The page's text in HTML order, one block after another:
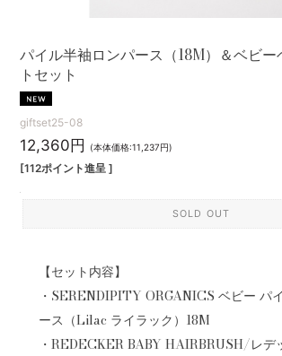
パイル半袖ロンパース（18M）＆ベビー
トセット
giftset25-08
12,360円 (本体価格:11,237円)
[112ポイント進呈 ]
SOLD OUT
【セット内容】
・SERENDIPITY ORGANICS ベビー パ
ース（Lilac ライラック）18M
・REDECKER BABY HAIRBRUSH/レデ